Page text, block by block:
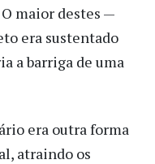
maior destes —
era sustentado
a barriga de uma
era outra forma
atraindo os